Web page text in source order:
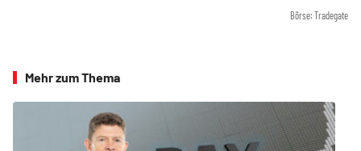
Börse: Tradegate
Mehr zum Thema